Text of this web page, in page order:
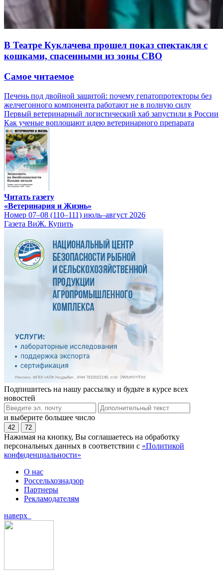
В Театре Куклачева прошел показ спектакля с
кошками, спасенными из зоны СВО
Самое читаемое
Печень под двойной защитой: почему гепатопротекторы без
желчегонного компонента работают не в полную силу
Первый ветеринарный логистический хаб запустили в России
Как ученые воплощают идею ветеринарного препарата
Читать газету
«Ветеринария и Жизнь»
Номер 07–08 (110–111) июль–август 2026
Газета ВиЖ. Купить
Подпишитесь на нашу рассылку и будьте в курсе всех
новостей
и выберите большее число
42 72
Нажимая на кнопку, Вы соглашаетесь на обработку
персональных данных в соответствии с «Политикой
конфиденциальности»
О нас
Россельхознадзор
Партнеры
Рекламодателям
наверх